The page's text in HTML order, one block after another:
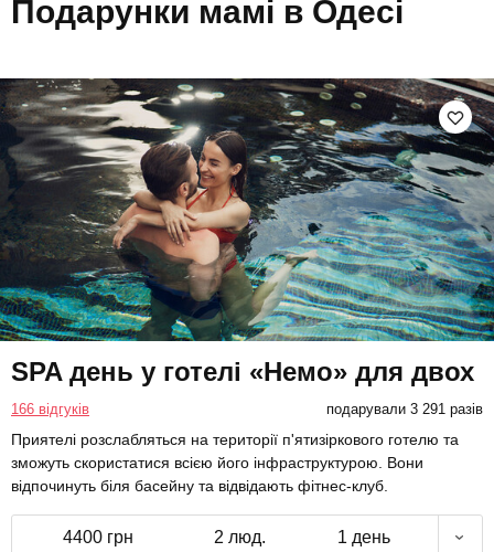
Подарунки мамі в Одесі
SPA день у готелі «Немо» для двох
166 відгуків подарували 3 291 разів
Приятелі розслабляться на території п'ятизіркового готелю та
зможуть скористатися всією його інфраструктурою. Вони
відпочинуть біля басейну та відвідають фітнес-клуб.
4400 грн 2 люд. 1 день